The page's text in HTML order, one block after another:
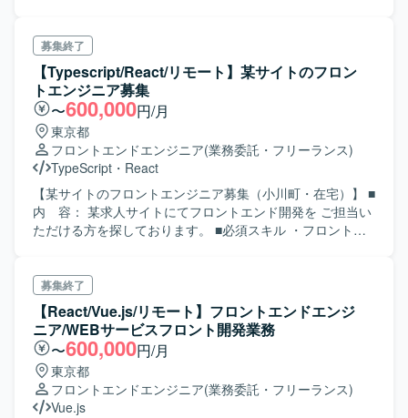
募集終了
【Typescript/React/リモート】某サイトのフロン
トエンジニア募集
〜600,000円/月
東京都
フロントエンドエンジニア(業務委託・フリーランス)
TypeScript ・ React
【某サイトのフロントエンジニア募集（小川町・在宅）】 ■
内 容： 某求人サイトにてフロントエンド開発を ご担当い
ただける方を探しております。 ■必須スキル ・フロントエ
開発経験 ・設計書などの資料作成経験 ・コードレビュー経
験
募集終了
【React/Vue.js/リモート】フロントエンドエンジ
ニア/WEBサービスフロント開発業務
〜600,000円/月
東京都
フロントエンドエンジニア(業務委託・フリーランス)
Vue.js